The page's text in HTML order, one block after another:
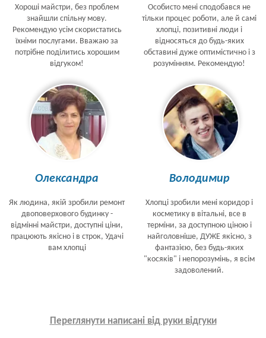
Хороші майстри, без проблем
знайшли спільну мову.
Рекомендую усім скористатись
їхніми послугами. Вважаю за
потрібне поділитись хорошим
відгуком!
Особисто мені сподобався не
тільки процес роботи, але й самі
хлопці, позитивні люди і
відносяться до будь-яких
обставині дуже оптимістично і з
розумінням. Рекомендую!
Олександра
Як людина, якій зробили ремонт
двоповерхового будинку -
відмінні майстри, доступні ціни,
працюють якісно і в строк, Удачі
вам хлопці
Володимир
Хлопці зробили мені коридор і
косметику в вітальні, все в
терміни, за доступною ціною і
найголовніше, ДУЖЕ якісно, з
фантазією, без будь-яких
"косяків" і непорозумінь, я всім
задоволений.
Переглянути написані від руки відгуки